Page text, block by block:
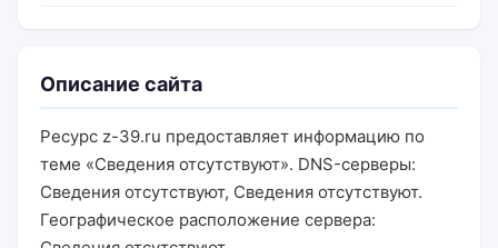
Описание сайта
Ресурс z-39.ru предоставляет информацию по
теме «Сведения отсутствуют». DNS-серверы:
Сведения отсутствуют, Сведения отсутствуют.
Географическое расположение сервера: